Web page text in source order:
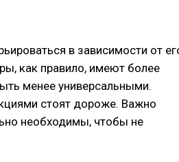
в зависимости от
как правило, имеют более
менее универсальными.
стоят дороже. Важно
необходимы, чтобы не